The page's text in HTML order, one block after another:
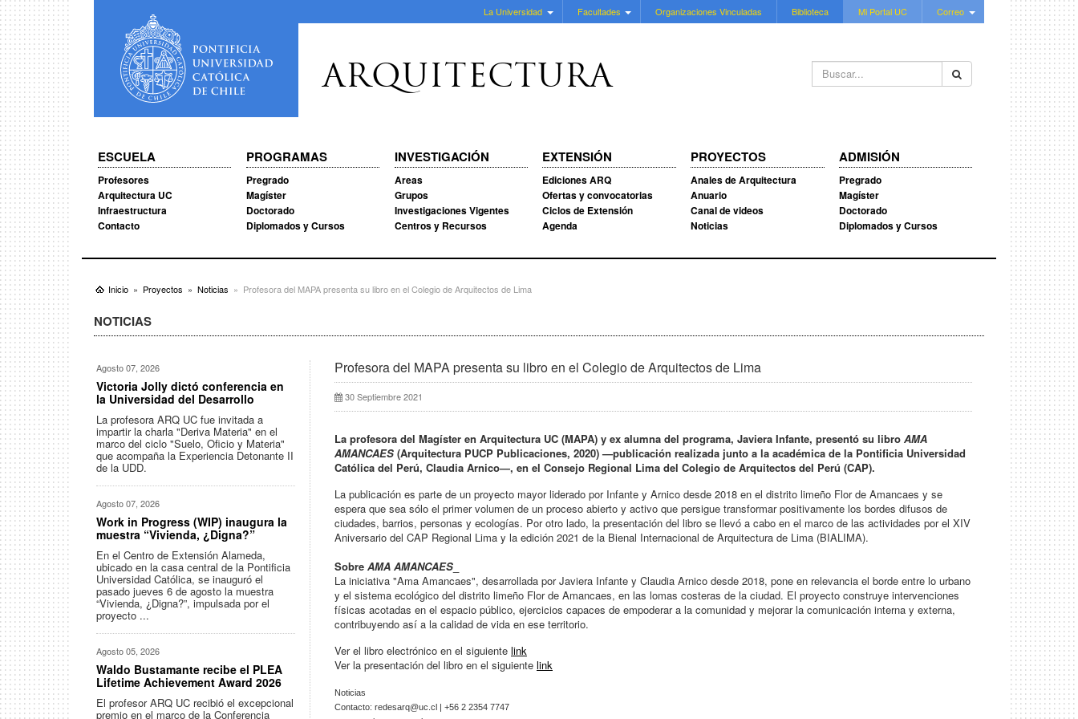
La Universidad Facultades Organizaciones Vinculadas Biblioteca Mi Portal UC Correo
Buscar...
ARQUITECTURA
ESCUELA
Profesores
Arquitectura UC
Infraestructura
Contacto
PROGRAMAS
Pregrado
Magíster
Doctorado
Diplomados y Cursos
INVESTIGACIÓN
Areas
Grupos
Investigaciones Vigentes
Centros y Recursos
EXTENSIÓN
Ediciones ARQ
Ofertas y convocatorias
Ciclos de Extensión
Agenda
PROYECTOS
Anales de Arquitectura
Anuario
Canal de videos
Noticias
ADMISIÓN
Pregrado
Magíster
Doctorado
Diplomados y Cursos
Inicio Proyectos Noticias Profesora del MAPA presenta su libro en el Colegio de Arquitectos de Lima
NOTICIAS
Profesora del MAPA presenta su libro en el Colegio de Arquitectos de Lima
30 Septiembre 2021
La profesora del Magíster en Arquitectura UC (MAPA) y ex alumna del programa, Javiera Infante, presentó su libro AMA
AMANCAES (Arquitectura PUCP Publicaciones, 2020) —publicación realizada junto a la académica de la Pontificia Universidad
Católica del Perú, Claudia Arnico—, en el Consejo Regional Lima del Colegio de Arquitectos del Perú (CAP).
La publicación es parte de un proyecto mayor liderado por Infante y Arnico desde 2018 en el distrito limeño Flor de Amancaes y se
espera que sea sólo el primer volumen de un proceso abierto y activo que persigue transformar positivamente los bordes difusos de
ciudades, barrios, personas y ecologías. Por otro lado, la presentación del libro se llevó a cabo en el marco de las actividades por el XIV
Aniversario del CAP Regional Lima y la edición 2021 de la Bienal Internacional de Arquitectura de Lima (BIALIMA).
Sobre AMA AMANCAES
La iniciativa "Ama Amancaes", desarrollada por Javiera Infante y Claudia Arnico desde 2018, pone en relevancia el borde entre lo urbano
y el sistema ecológico del distrito limeño Flor de Amancaes, en las lomas costeras de la ciudad. El proyecto construye intervenciones
físicas acotadas en el espacio público, ejercicios capaces de empoderar a la comunidad y mejorar la comunicación interna y externa,
contribuyendo así a la calidad de vida en ese territorio.
Ver el libro electrónico en el siguiente link
Ver la presentación del libro en el siguiente link
Noticias
Contacto: redesarq@uc.cl | +56 2 2354 7747
Agosto 07, 2026
Victoria Jolly dictó conferencia en
la Universidad del Desarrollo
La profesora ARQ UC fue invitada a
impartir la charla "Deriva Materia" en el
marco del ciclo "Suelo, Oficio y Materia"
que acompaña la Experiencia Detonante II
de la UDD.
Agosto 07, 2026
Work in Progress (WIP) inaugura la
muestra “Vivienda, ¿Digna?”
En el Centro de Extensión Alameda,
ubicado en la casa central de la Pontificia
Universidad Católica, se inauguró el
pasado jueves 6 de agosto la muestra
“Vivienda, ¿Digna?”, impulsada por el
proyecto ...
Agosto 05, 2026
Waldo Bustamante recibe el PLEA
Lifetime Achievement Award 2026
El profesor ARQ UC recibió el excepcional
premio en el marco de la Conferencia